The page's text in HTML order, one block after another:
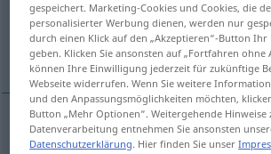
glossy, slick
illustrated (news)paper (odmagazine)
gespeichert. Marketing-Cookies und Cookies, die
personalisierter Werbung dienen, werden nur
durch einen Klick auf den „Akzeptieren“-Button Ihr
geben. Klicken Sie ansonsten auf „Fortfahren ohne
können Ihre Einwilligung jederzeit für zukünftige
Webseite widerrufen. Wenn Sie weitere
und den Anpassungsmöglichkeiten möchten,
Button „Mehr Optionen“. Weitergehende Hinweise
Datenverarbeitung entnehmen Sie ansonsten
Datenschutzerklärung. Hier finden Sie unser